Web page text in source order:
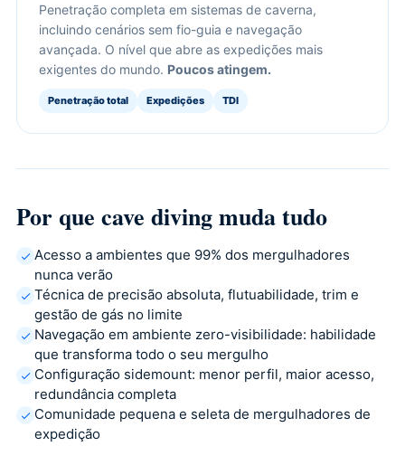
Penetração completa em sistemas de caverna,
incluindo cenários sem fio-guia e navegação
avançada. O nível que abre as expedições mais
exigentes do mundo. Poucos atingem.
Penetração total Expedições TDI
Por que cave diving muda tudo
Acesso a ambientes que 99% dos mergulhadores
nunca verão
Técnica de precisão absoluta, flutuabilidade, trim e
gestão de gás no limite
Navegação em ambiente zero-visibilidade: habilidade
que transforma todo o seu mergulho
Configuração sidemount: menor perfil, maior acesso,
redundância completa
Comunidade pequena e seleta de mergulhadores de
expedição